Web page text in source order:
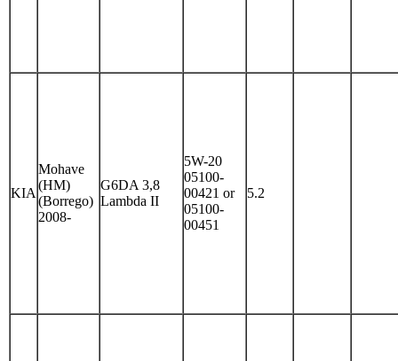
KIA
Mohave
(HM)
(Borrego)
2008-
G6DA 3,8
Lambda II
5W-20
05100-
00421 or
05100-
00451
5.2